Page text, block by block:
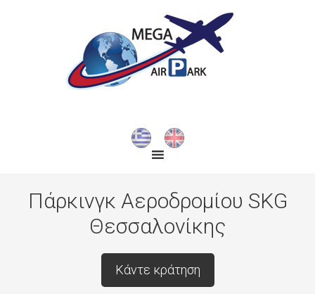
Πάρκινγκ Αεροδρομίου SKG
Θεσσαλονίκης
Κάντε κράτηση